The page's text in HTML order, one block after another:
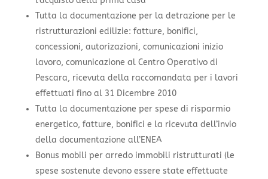
Tutta la documentazione per la detrazione per le
ristrutturazioni edilizie: fatture, bonifici,
concessioni, autorizazioni, comunicazioni inizio
lavoro, comunicazione al Centro Operativo di
Pescara, ricevuta della raccomandata per i lavori
effettuati fino al 31 Dicembre 2010
Tutta la documentazione per spese di risparmio
energetico, fatture, bonifici e la ricevuta dell’invio
della documentazione all’ENEA
Bonus mobili per arredo immobili ristrutturati (le
spese sostenute devono essere state effettuate